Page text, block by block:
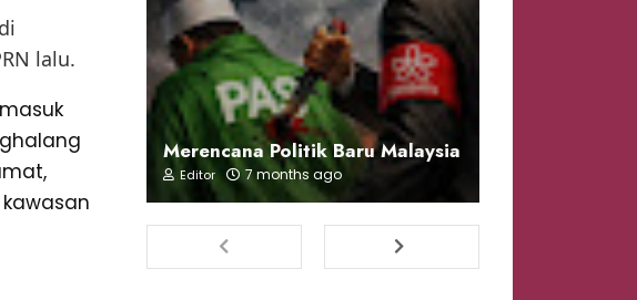
lalu.
Merencana Politik Baru Malaysia
Editor 7 months ago